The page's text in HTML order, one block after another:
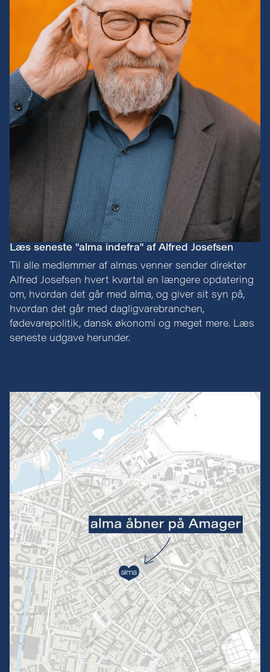
Læs seneste "alma indefra" af Alfred Josefsen
Til alle medlemmer af almas venner sender direktør
Alfred Josefsen hvert kvartal en længere opdatering
om, hvordan det går med alma, og giver sit syn på,
hvordan det går med dagligvarebranchen,
fødevarepolitik, dansk økonomi og meget mere. Læs
seneste udgave herunder.